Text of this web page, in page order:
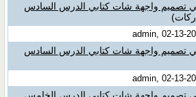
تصميم واجهة شات كتابي الدرس السادس
تصميم واجهة شات كتابي الدرس السادس